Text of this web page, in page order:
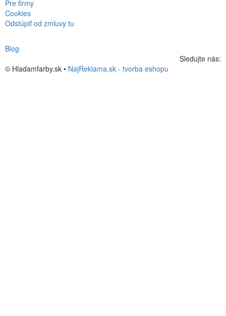
Pre firmy
Cookies
Odstúpiť od zmluvy tu
Blog
Sledujte nás:
© Hladamfarby.sk • NajReklama.sk - tvorba eshopu